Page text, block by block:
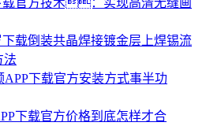
载官方技术：实现高清无缝画
载倒装共晶焊接镀金层上焊锡流
下载官方安装方式事半功
下载官方价格到底怎样才合